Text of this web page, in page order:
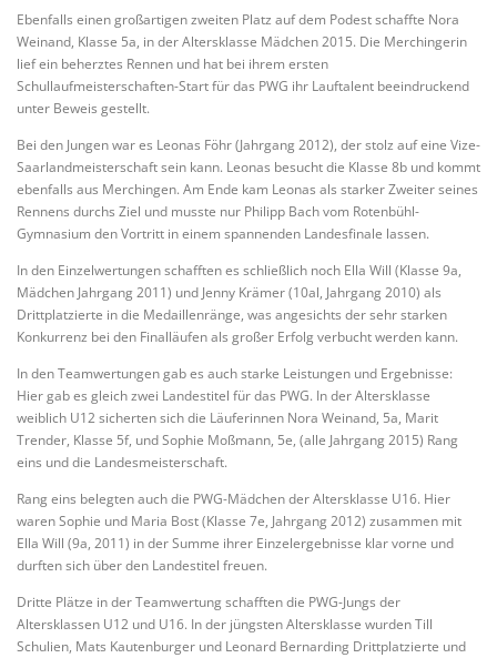
Ebenfalls einen großartigen zweiten Platz auf dem Podest schaffte Nora
Weinand, Klasse 5a, in der Altersklasse Mädchen 2015. Die Merchingerin
lief ein beherztes Rennen und hat bei ihrem ersten
Schullaufmeisterschaften-Start für das PWG ihr Lauftalent beeindruckend
unter Beweis gestellt.
Bei den Jungen war es Leonas Föhr (Jahrgang 2012), der stolz auf eine Vize-
Saarlandmeisterschaft sein kann. Leonas besucht die Klasse 8b und kommt
ebenfalls aus Merchingen. Am Ende kam Leonas als starker Zweiter seines
Rennens durchs Ziel und musste nur Philipp Bach vom Rotenbühl-
Gymnasium den Vortritt in einem spannenden Landesfinale lassen.
In den Einzelwertungen schafften es schließlich noch Ella Will (Klasse 9a,
Mädchen Jahrgang 2011) und Jenny Krämer (10al, Jahrgang 2010) als
Drittplatzierte in die Medaillenränge, was angesichts der sehr starken
Konkurrenz bei den Finalläufen als großer Erfolg verbucht werden kann.
In den Teamwertungen gab es auch starke Leistungen und Ergebnisse:
Hier gab es gleich zwei Landestitel für das PWG. In der Altersklasse
weiblich U12 sicherten sich die Läuferinnen Nora Weinand, 5a, Marit
Trender, Klasse 5f, und Sophie Moßmann, 5e, (alle Jahrgang 2015) Rang
eins und die Landesmeisterschaft.
Rang eins belegten auch die PWG-Mädchen der Altersklasse U16. Hier
waren Sophie und Maria Bost (Klasse 7e, Jahrgang 2012) zusammen mit
Ella Will (9a, 2011) in der Summe ihrer Einzelergebnisse klar vorne und
durften sich über den Landestitel freuen.
Dritte Plätze in der Teamwertung schafften die PWG-Jungs der
Altersklassen U12 und U16. In der jüngsten Altersklasse wurden Till
Schulien, Mats Kautenburger und Leonard Bernarding Drittplatzierte und